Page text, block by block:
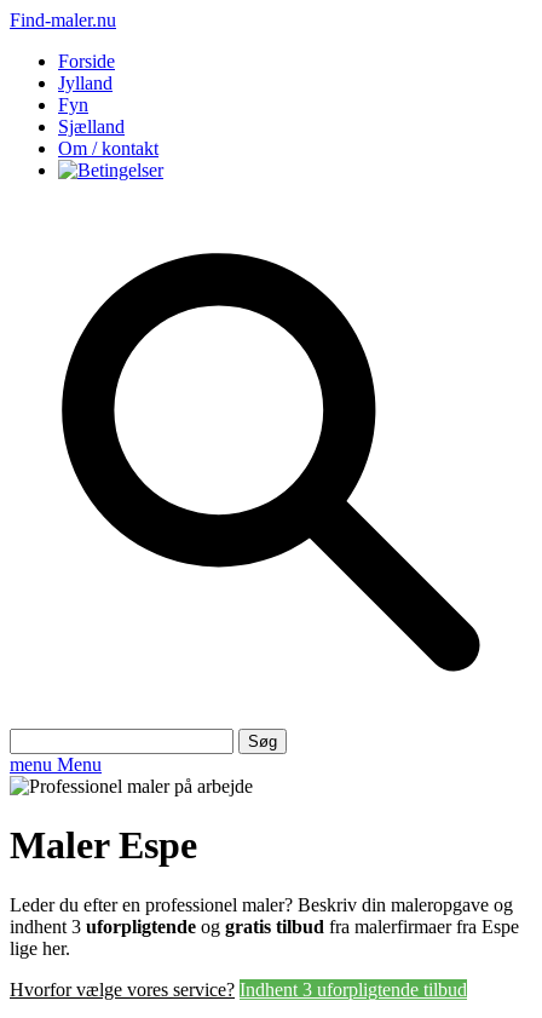
Find-maler.nu
Forside
Jylland
Fyn
Sjælland
Om / kontakt
efter:
menu Menu
Maler Espe
Leder du efter en professionel maler? Beskriv din maleropgave og
indhent 3 uforpligtende og gratis tilbud fra malerfirmaer fra Espe
lige her.
Hvorfor vælge vores service? Indhent 3 uforpligtende tilbud